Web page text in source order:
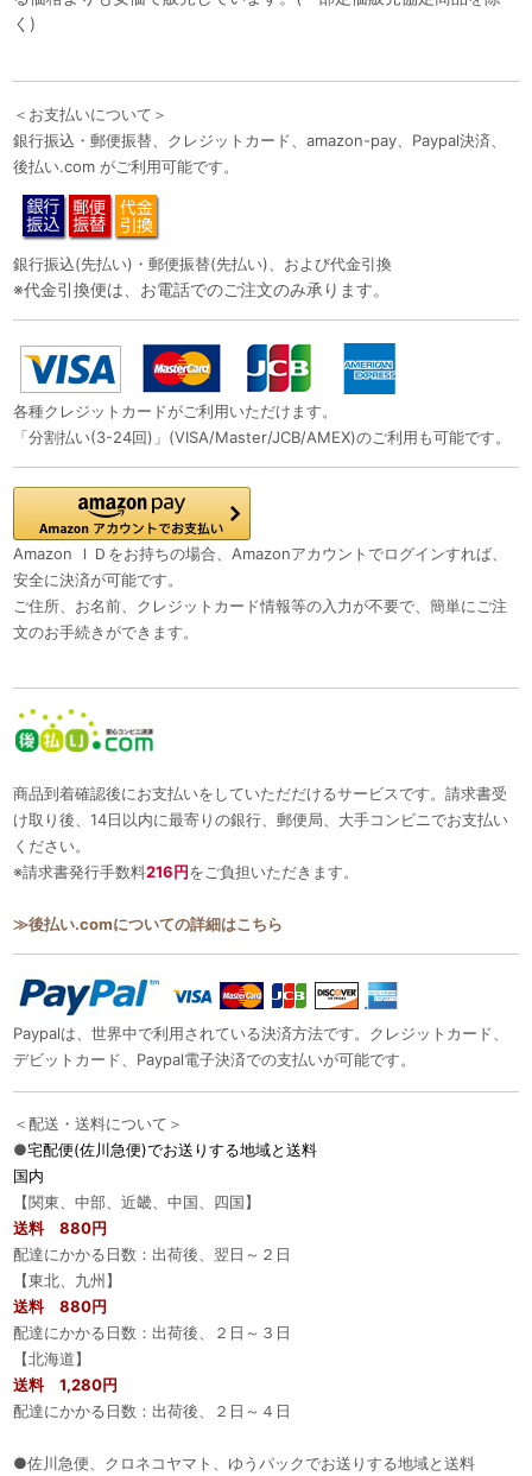
く)
＜お支払いについて＞
銀行振込・郵便振替、クレジットカード、amazon-pay、Paypal決済、
後払い.com がご利用可能です。
銀行振込(先払い)・郵便振替(先払い)、および代金引換
※代金引換便は、お電話でのご注文のみ承ります。
各種クレジットカードがご利用いただけます。
「分割払い(3-24回)」(VISA/Master/JCB/AMEX)のご利用も可能です。
Amazon ＩＤをお持ちの場合、Amazonアカウントでログインすれば、
安全に決済が可能です。
ご住所、お名前、クレジットカード情報等の入力が不要で、簡単にご注
文のお手続きができます。
商品到着確認後にお支払いをしていただだけるサービスです。請求書受
け取り後、14日以内に最寄りの銀行、郵便局、大手コンビニでお支払い
ください。
※請求書発行手数料216円をご負担いただきます。
≫後払い.comについての詳細はこちら
Paypalは、世界中で利用されている決済方法です。クレジットカード、
デビットカード、Paypal電子決済での支払いが可能です。
＜配送・送料について＞
●宅配便(佐川急便)でお送りする地域と送料
国内
【関東、中部、近畿、中国、四国】
送料 880円
配達にかかる日数：出荷後、翌日～２日
【東北、九州】
送料 880円
配達にかかる日数：出荷後、２日～３日
【北海道】
送料 1,280円
配達にかかる日数：出荷後、２日～４日
●佐川急便、クロネコヤマト、ゆうパックでお送りする地域と送料